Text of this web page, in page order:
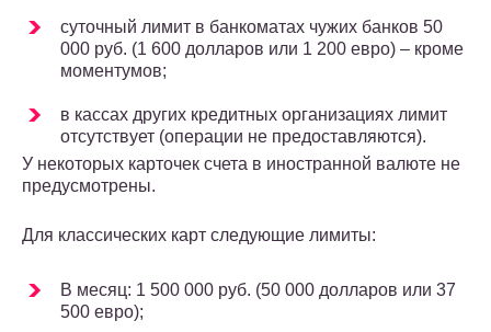
суточный лимит в банкоматах чужих банков 50
000 руб. (1 600 долларов или 1 200 евро) – кроме
моментумов;
в кассах других кредитных организациях лимит
отсутствует (операции не предоставляются).
У некоторых карточек счета в иностранной валюте не
предусмотрены.
Для классических карт следующие лимиты:
В месяц: 1 500 000 руб. (50 000 долларов или 37
500 евро);